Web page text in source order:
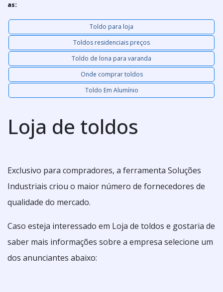
as:
Toldo para loja
Toldos residenciais preços
Toldo de lona para varanda
Onde comprar toldos
Toldo Em Alumínio
Loja de toldos
Exclusivo para compradores, a ferramenta Soluções
Industriais criou o maior número de fornecedores de
qualidade do mercado.
Caso esteja interessado em Loja de toldos e gostaria de
saber mais informações sobre a empresa selecione um
dos anunciantes abaixo: